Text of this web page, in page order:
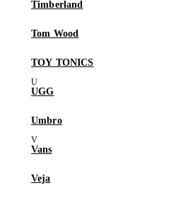
Timberland
Tom Wood
TOY TONICS
UGG
Umbro
Vans
Veja